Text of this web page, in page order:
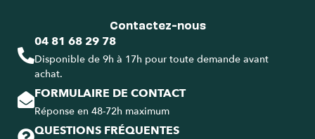
Contactez-nous
04 81 68 29 78
Disponible de 9h à 17h pour toute demande avant
achat.
FORMULAIRE DE CONTACT
Réponse en 48-72h maximum
QUESTIONS FRÉQUENTES